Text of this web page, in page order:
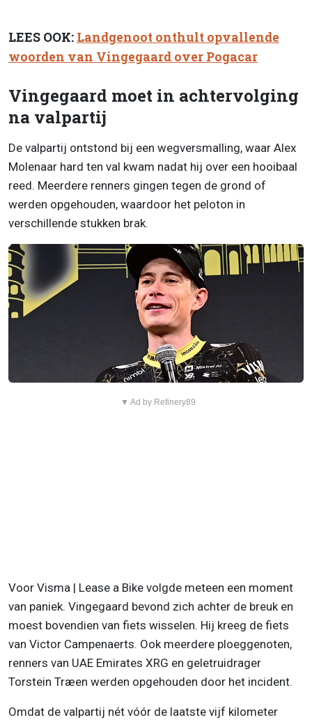
LEES OOK: Landgenoot onthult opvallende
woorden van Vingegaard over Pogacar
Vingegaard moet in achtervolging
na valpartij
De valpartij ontstond bij een wegversmalling, waar Alex
Molenaar hard ten val kwam nadat hij over een hooibaal
reed. Meerdere renners gingen tegen de grond of
werden opgehouden, waardoor het peloton in
verschillende stukken brak.
▼ Ad by Refinery89
Voor Visma | Lease a Bike volgde meteen een moment
van paniek. Vingegaard bevond zich achter de breuk en
moest bovendien van fiets wisselen. Hij kreeg de fiets
van Victor Campenaerts. Ook meerdere ploeggenoten,
renners van UAE Emirates XRG en geletruidrager
Torstein Træen werden opgehouden door het incident.
Omdat de valpartij nét vóór de laatste vijf kilometer